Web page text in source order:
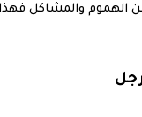
من الهموم والمشاكل